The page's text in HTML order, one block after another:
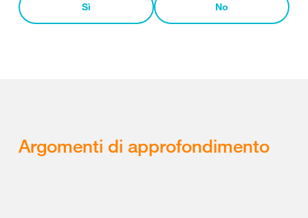
Sì No
Argomenti di approfondimento